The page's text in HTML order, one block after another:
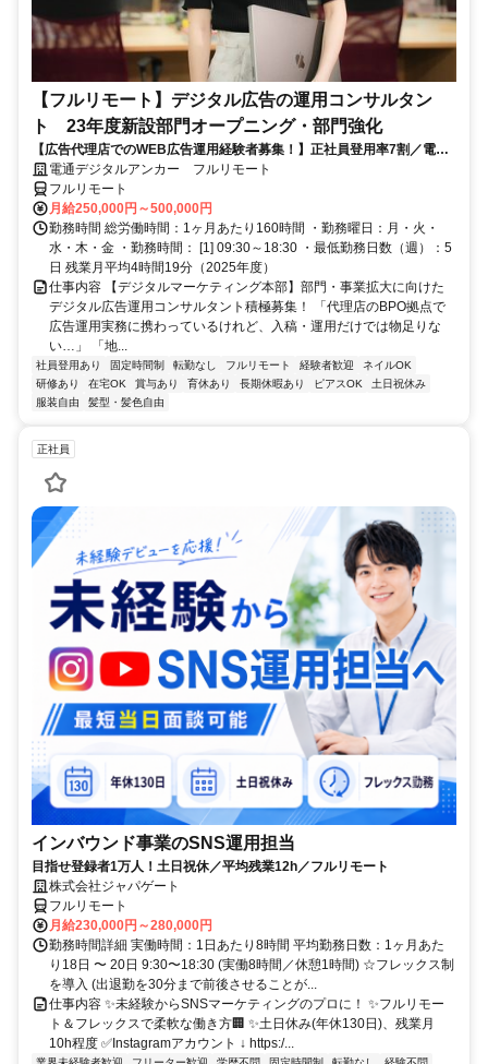
【フルリモート】デジタル広告の運用コンサルタン
ト 23年度新設部門オープニング・部門強化
【広告代理店でのWEB広告運用経験者募集！】正社員登用率7割／電通
G／全国×完全在宅／年休126日・土日祝休み／残業月平均4時間19分
電通デジタルアンカー フルリモート
フルリモート
月給250,000円～500,000円
勤務時間 総労働時間：1ヶ月あたり160時間 ・勤務曜日：月・火・
水・木・金 ・勤務時間： [1] 09:30～18:30 ・最低勤務日数（週）：5
日 残業月平均4時間19分（2025年度）
仕事内容 【デジタルマーケティング本部】部門・事業拡大に向けた
デジタル広告運用コンサルタント積極募集！ 「代理店のBPO拠点で
広告運用実務に携わっているけれど、入稿・運用だけでは物足りな
い…」 「地...
社員登用あり 固定時間制 転勤なし フルリモート 経験者歓迎
ネイルOK
研修あり
在宅OK 賞与あり 育休あり 長期休暇あり ピアスOK
土日祝休み
服装自由
髪型・髪色自由
正社員
インバウンド事業のSNS運用担当
目指せ登録者1万人！土日祝休／平均残業12h／フルリモート
株式会社ジャパゲート
フルリモート
月給230,000円～280,000円
勤務時間詳細 実働時間：1日あたり8時間 平均勤務日数：1ヶ月あた
り18日 〜 20日 9:30〜18:30 (実働8時間／休憩1時間) ☆フレックス制
を導入 (出退勤を30分まで前後させることが...
仕事内容 ✨未経験からSNSマーケティングのプロに！ ✨フルリモー
ト＆フレックスで柔軟な働き方🏢 ✨土日休み(年休130日)、残業月
10h程度 ✅Instagramアカウント ↓ https:/...